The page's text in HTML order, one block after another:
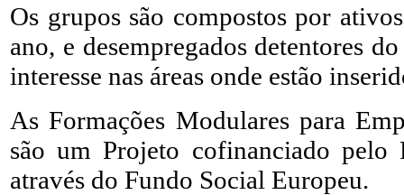
Os grupos são compostos por
ano, e desempregados detentores
interesse nas áreas onde estão
As Formações Modulares para
são um Projeto cofinanciado
através do Fundo Social Europeu.